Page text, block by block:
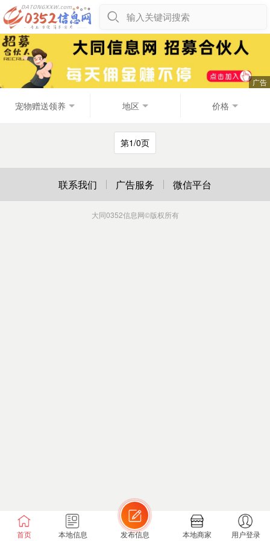
输入关键词搜索
宠物赠送领养 地区 价格
第1/0页
首页 本地信息 发布信息 本地商家 用户登录
联系我们 广告服务 微信平台
大同0352信息网©版权所有